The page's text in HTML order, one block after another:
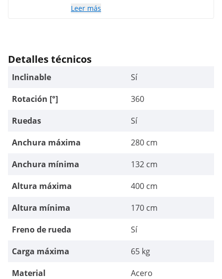
Leer más
Detalles técnicos
Inclinable
Sí
Rotación [°]
360
Ruedas
Sí
Anchura máxima
280 cm
Anchura mínima
132 cm
Altura máxima
400 cm
Altura mínima
170 cm
Freno de rueda
Sí
Carga máxima
65 kg
Material
Acero